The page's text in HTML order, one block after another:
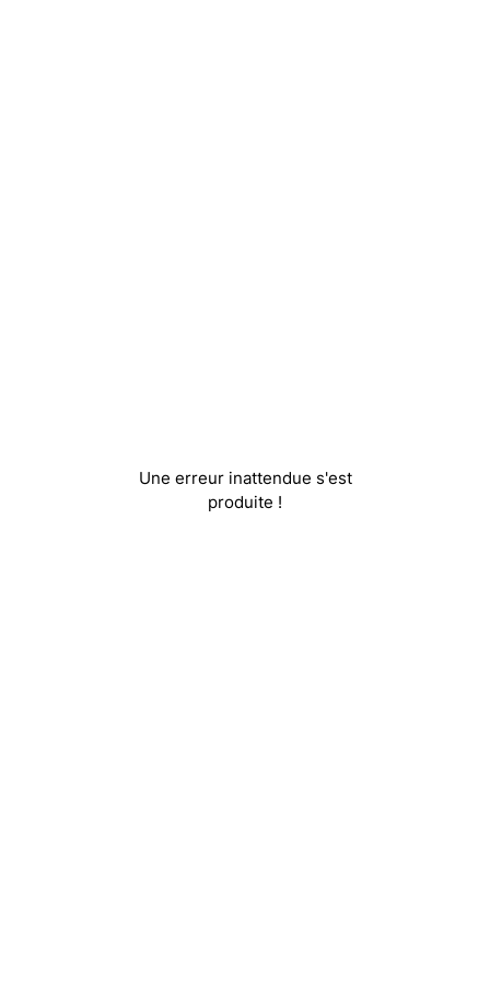
Une erreur inattendue s'est
produite !